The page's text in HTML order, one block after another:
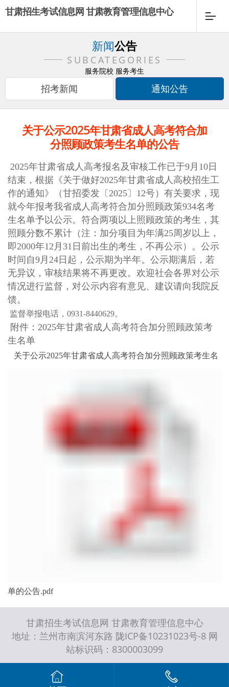
甘肃招生考试信息网 甘肃教育管理信息中心
新闻公告
SUBCATEGORIES
服务院校 服务考生
招考新闻 通知公告
关于公示2025年甘肃省成人高考符合加
分照顾政策考生名单的公告
2025年甘肃省成人高考报名 及审核工作已于9月10日
结束，根据《关于做好2025年甘肃省成人高校招生工
作的通知》
（甘招委发〔2025〕 12号） 有关要求 ， 现
就今年报考我省成人高考符合加分照顾政策934名考
生名单予以公示。 符合两项以上照顾政策的考生，其
照顾分数不累计 （注：加分项目为年满25周岁 以上 ，
即2000年12月31日前出生的考生，不再公示）。 公示
时间自9 月 24日 起，公示期为半年。公示期满后，若
无异议，审核结果将不再更改。欢迎社会各界对公示
情况进行监督，对公示内容有意见、建议请向我院反
馈。
监督举报电话， 0931-8440629。
附件： 2025年甘肃省成人高考符合加分照顾政策考
生名单
关于公示2025年甘肃省成人高考符合加分照顾政策考生名
单的公告.pdf
甘肃招生考试信息网 甘肃教育管理信息中心
地址：兰州市南滨河东路 陇ICP备10231023号-8 网
站标识码：8300003099